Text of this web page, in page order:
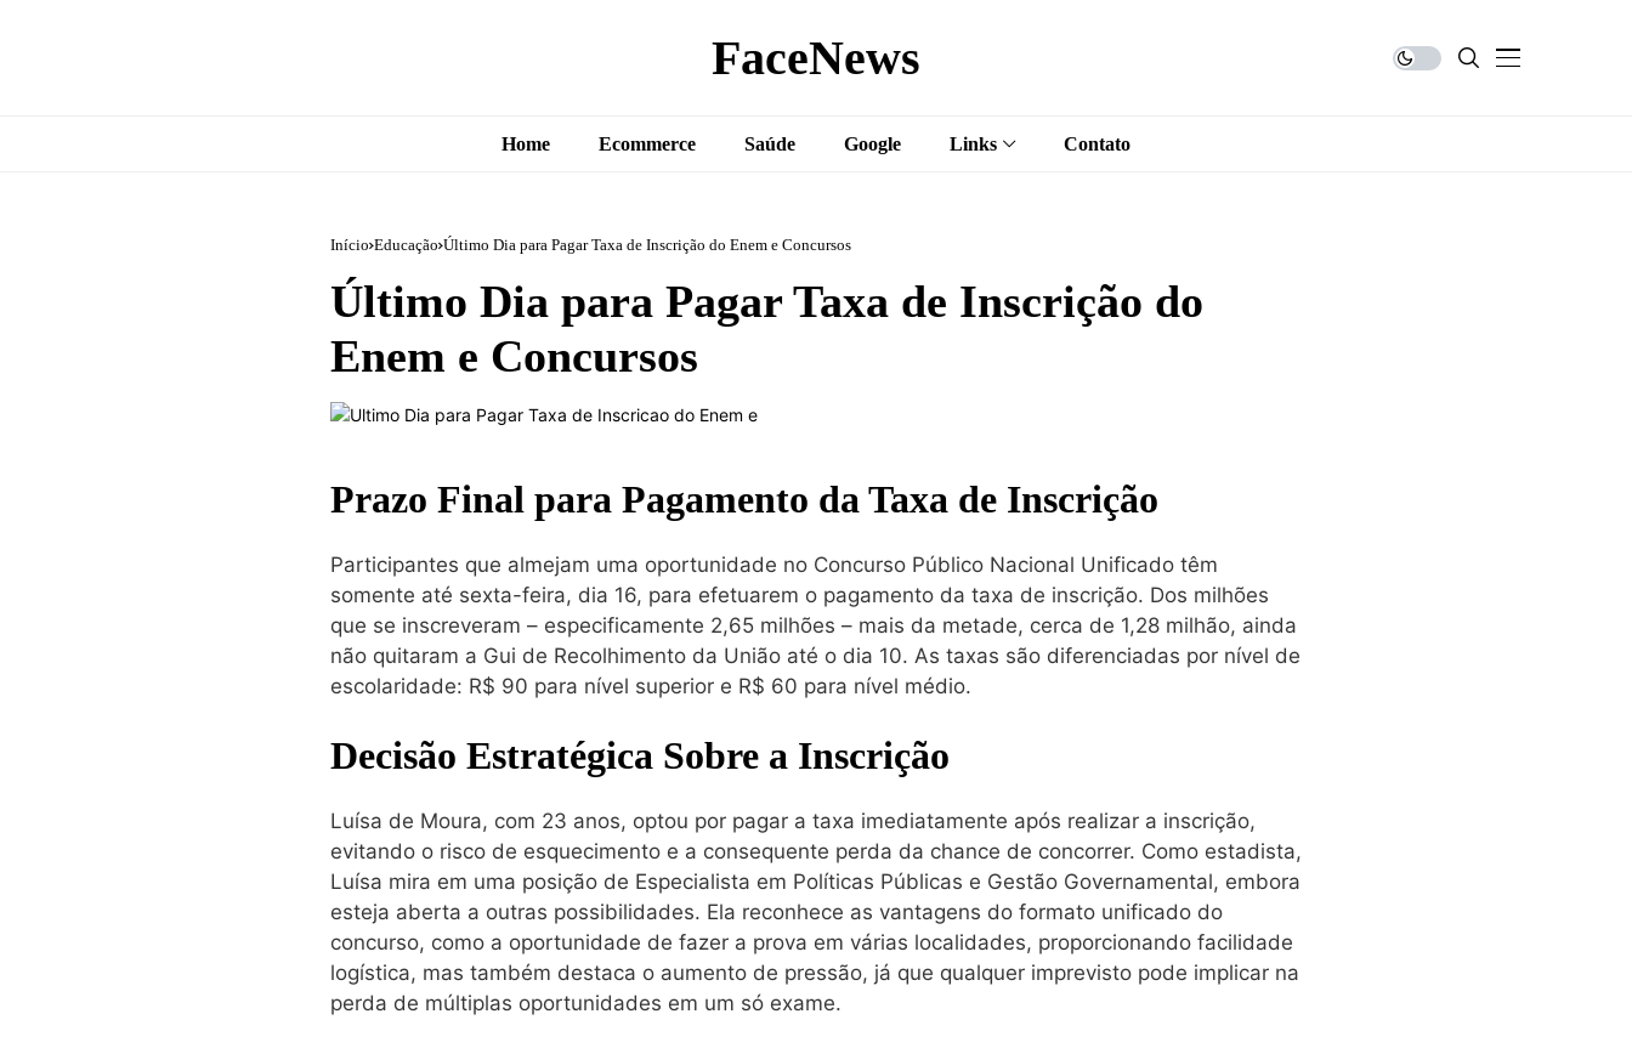
FaceNews
Home Ecommerce Saúde Google Links Contato
Início Educação Último Dia para Pagar Taxa de Inscrição do Enem e Concursos
Último Dia para Pagar Taxa de Inscrição do
Enem e Concursos
Prazo Final para Pagamento da Taxa de Inscrição
Participantes que almejam uma oportunidade no Concurso Público Nacional Unificado têm
somente até sexta-feira, dia 16, para efetuarem o pagamento da taxa de inscrição. Dos milhões
que se inscreveram – especificamente 2,65 milhões – mais da metade, cerca de 1,28 milhão, ainda
não quitaram a Gui de Recolhimento da União até o dia 10. As taxas são diferenciadas por nível de
escolaridade: R$ 90 para nível superior e R$ 60 para nível médio.
Decisão Estratégica Sobre a Inscrição
Luísa de Moura, com 23 anos, optou por pagar a taxa imediatamente após realizar a inscrição,
evitando o risco de esquecimento e a consequente perda da chance de concorrer. Como estadista,
Luísa mira em uma posição de Especialista em Políticas Públicas e Gestão Governamental, embora
esteja aberta a outras possibilidades. Ela reconhece as vantagens do formato unificado do
concurso, como a oportunidade de fazer a prova em várias localidades, proporcionando facilidade
logística, mas também destaca o aumento de pressão, já que qualquer imprevisto pode implicar na
perda de múltiplas oportunidades em um só exame.